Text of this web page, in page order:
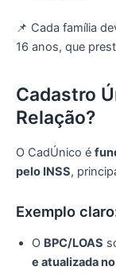
📌 Cada família
16 anos, que
Cadastro
Relação?
O CadÚnico é
pelo INSS,
Exemplo
O BPC/LOAS
e atualizada